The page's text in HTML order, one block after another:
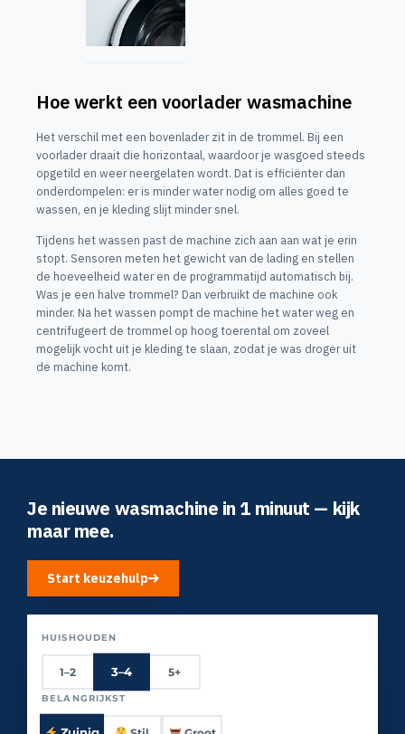
Hoe werkt een voorlader wasmachine
Het verschil met een bovenlader zit in de trommel. Bij een
voorlader draait die horizontaal, waardoor je wasgoed steeds
opgetild en weer neergelaten wordt. Dat is efficiënter dan
onderdompelen: er is minder water nodig om alles goed te
wassen, en je kleding slijt minder snel.
Tijdens het wassen past de machine zich aan aan wat je erin
stopt. Sensoren meten het gewicht van de lading en stellen
de hoeveelheid water en de programmatijd automatisch bij.
Was je een halve trommel? Dan verbruikt de machine ook
minder. Na het wassen pompt de machine het water weg en
centrifugeert de trommel op hoog toerental om zoveel
mogelijk vocht uit je kleding te slaan, zodat je was droger uit
de machine komt.
Je nieuwe wasmachine in 1 minuut — kijk
maar mee.
Start keuzehulp
HUISHOUDEN
1–2 3–4 5+
BELANGRIJKST